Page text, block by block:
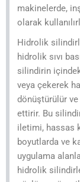
makinelerde,
olarak
Hidrolik
hidrolik sıvı
silindirin
veya çekerek
dönüştürülür
ettirir. Bu
iletimi, hassas
boyutlarda ve
uygulama
hidrolik